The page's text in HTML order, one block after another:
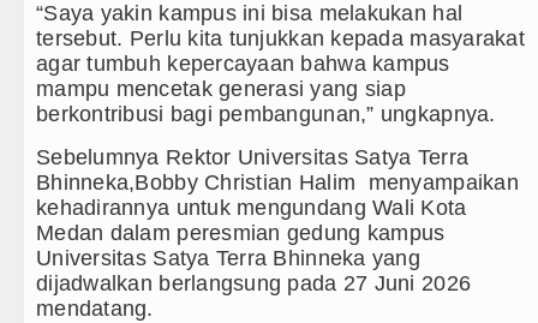
“Saya yakin kampus ini bisa melakukan hal
tersebut. Perlu kita tunjukkan kepada masyarakat
agar tumbuh kepercayaan bahwa kampus
mampu mencetak generasi yang siap
berkontribusi bagi pembangunan,” ungkapnya.
Sebelumnya Rektor Universitas Satya Terra
Bhinneka,Bobby Christian Halim menyampaikan
kehadirannya untuk mengundang Wali Kota
Medan dalam peresmian gedung kampus
Universitas Satya Terra Bhinneka yang
dijadwalkan berlangsung pada 27 Juni 2026
mendatang.